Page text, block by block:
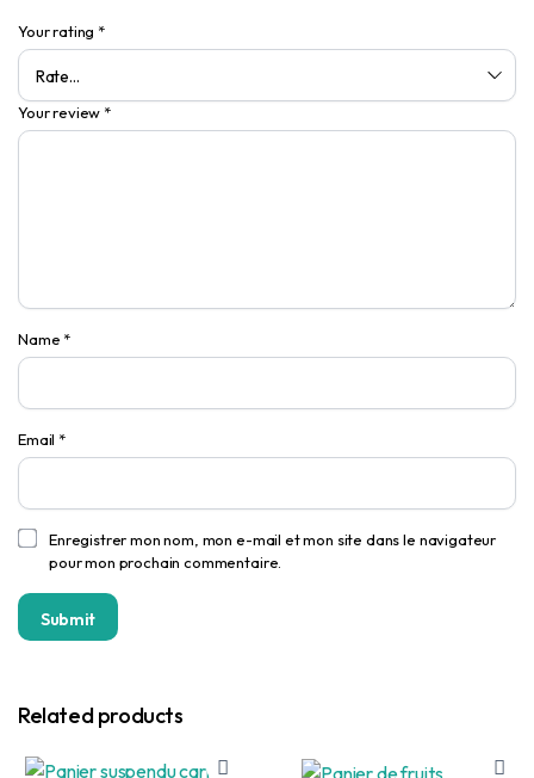
Your rating *
Your review *
Name *
Email *
Enregistrer mon nom, mon e-mail et mon site dans le navigateur
pour mon prochain commentaire.
Related products